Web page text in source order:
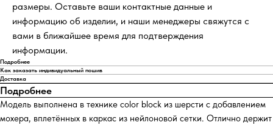
размеры. Оставьте ваши контактные данные и
информацию об изделии, и наши менеджеры свяжутся с
вами в ближайшее время для подтверждения
информации.
Подробнее
Как заказать индивидуальный пошив
Доставка
Подробнее
Модель выполнена в технике color block из шерсти с добавлением
мохера, вплетённых в каркас из нейлоновой сетки. Отлично держит